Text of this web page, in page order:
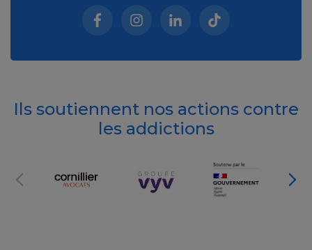
Facebook (nouvelle fenêtre)
Instagram (nouvelle fenêtre)
Linkedin (nouvelle
Tiktok (nouvelle
Ils soutiennent nos actions contre
les addictions